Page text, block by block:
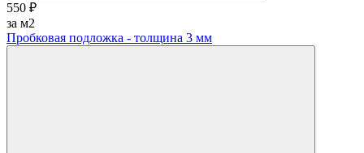
550 ₽
за м2
Пробковая подложка - толщина 3 мм